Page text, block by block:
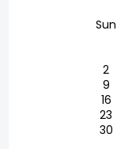
Sun
2
9
16
23
30